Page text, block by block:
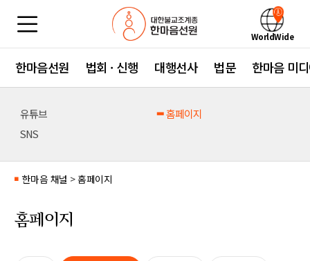
WorldWide
한마음선원 법회 · 신행 대행선사 법문 한마음 미
유튜브
홈페이지
SNS
■ 한마음 채널 > 홈페이지
홈페이지